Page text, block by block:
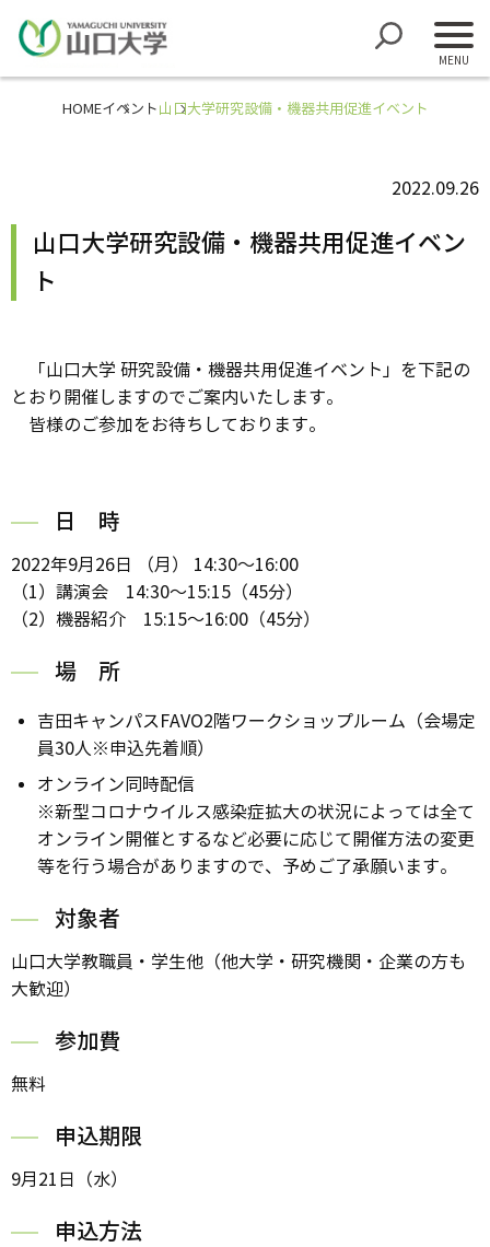
HOMEイベント山口大学研究設備・機器共用促進イベント
2022.09.26
山口大学研究設備・機器共用促進イベン
ト
「山口大学 研究設備・機器共用促進イベント」を下記の
とおり開催しますのでご案内いたします。
皆様のご参加をお待ちしております。
日 時
2022年9月26日 （月） 14:30～16:00
（1）講演会 14:30～15:15（45分）
（2）機器紹介 15:15～16:00（45分）
場 所
吉田キャンパスFAVO2階ワークショップルーム（会場定
員30人※申込先着順）
オンライン同時配信
※新型コロナウイルス感染症拡大の状況によっては全て
オンライン開催とするなど必要に応じて開催方法の変更
等を行う場合がありますので、予めご了承願います。
対象者
山口大学教職員・学生他（他大学・研究機関・企業の方も
大歓迎）
参加費
無料
申込期限
9月21日（水）
申込方法